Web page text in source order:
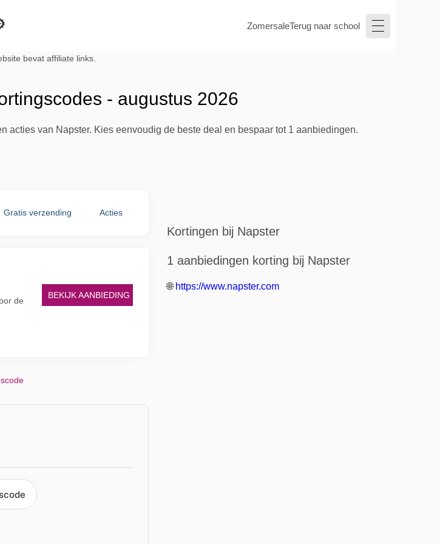
ZomersaleTerug naar school
bevat affiliate links.
- augustus 2026
acties van Napster. Kies eenvoudig de beste deal en bespaar tot 1 aanbiedingen.
Gratis verzending Acties
de
BEKIJK AANBIEDING
Kortingen bij Napster
1 aanbiedingen korting bij Napster
🌐 https://www.napster.com